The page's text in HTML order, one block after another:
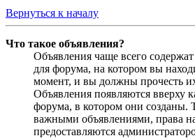
Вернуться к началу
Что такое объявления?
Объявления чаще всего
для форума, на котором вы
момент, и вы должны прочесть
Объявления появляются вверху
форума, в котором они созданы.
важными объявлениями, права
предоставляются